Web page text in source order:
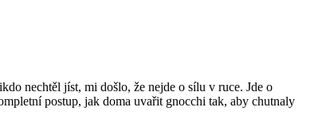
nechtěl jíst, mi došlo, že nejde o sílu v ruce. Jde o
postup, jak doma uvařit gnocchi tak, aby chutnaly